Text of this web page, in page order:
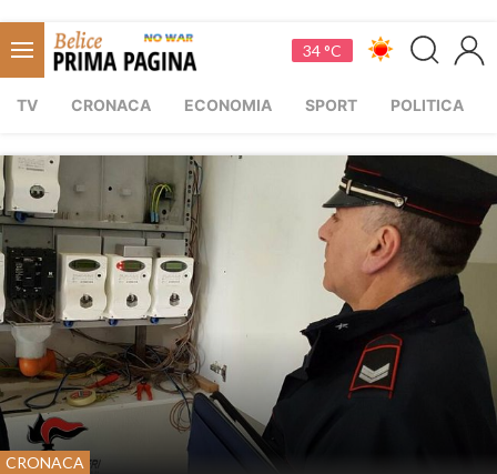
34 °C
TV CRONACA ECONOMIA SPORT POLITICA
CRONACA